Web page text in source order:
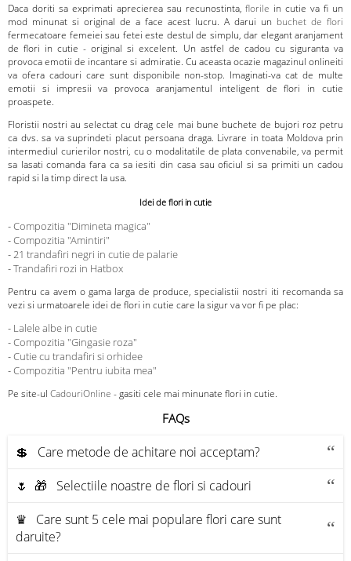
Daca doriti sa exprimati aprecierea sau recunostinta,florile in cutie va fi un
mod minunat si original de a face acest lucru. A darui un buchet de flori
fermecatoare femeiei sau fetei este destul de simplu, dar elegant aranjament
de flori in cutie - original si excelent. Un astfel de cadou cu siguranta va
provoca emotii de incantare si admiratie. Cu aceasta ocazie magazinul onlineiti
va ofera cadouri care sunt disponibile non-stop. Imaginati-va cat de multe
emotii si impresii va provoca aranjamentul inteligent de flori in cutie
proaspete.
Floristii nostri au selectat cu drag cele mai bune buchete de bujori roz petru
ca dvs. sa va suprindeti placut persoana draga. Livrare in toata Moldova prin
intermediul curierilor nostri, cu o modalitatile de plata convenabile, va permit
sa lasati comanda fara ca sa iesiti din casa sau oficiul si sa primiti un cadou
rapid si la timp direct la usa.
Idei de flori in cutie
-Compozitia "Dimineta magica"
-Compozitia "Amintiri"
-21 trandafiri negri in cutie de palarie
-Trandafiri rozi in Hatbox
Pentru ca avem o gama larga de produce, specialistii nostri iti recomanda sa
vezi si urmatoarele idei de flori in cutie care la sigur va vor fi pe plac:
- Lalele albe in cutie
-Compozitia "Gingasie roza"
-Cutie cu trandafiri si orhidee
-Compozitia "Pentru iubita mea"
Pe site-ul CadouriOnline - gasiti cele mai minunate flori in cutie.
FAQs
💲 Care metode de achitare noi acceptam?
🌷 🎁 Selectiile noastre de flori si cadouri
♛ Care sunt 5 cele mai populare flori care sunt
daruite?